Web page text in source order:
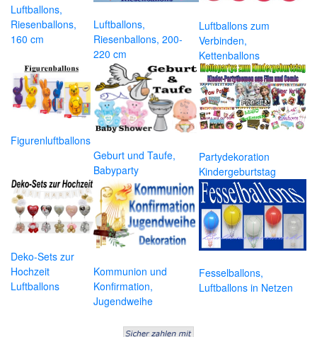
Luftballons,
Riesenballons,
160 cm
Luftballons,
Riesenballons, 200-
220 cm
Luftballons zum
Verbinden,
Kettenballons
Figurenluftballons
Geburt und Taufe,
Babyparty
Partydekoration
Kindergeburtstag
Deko-Sets zur
Hochzeit
Luftballons
Kommunion und
Konfirmation,
Jugendweihe
Fesselballons,
Luftballons in Netzen